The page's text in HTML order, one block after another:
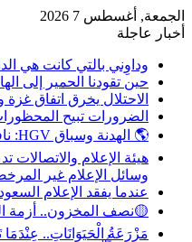
الجمعة, أغسطس 7 2026
أخبار عاجلة
وداوِني بالتي كانت هي
حين تقودنا الحمير إلى
الاحتلال يخرق اتفاق غزة
الضرورات تبيح
🌎 الهدنة وسباق HGV: نافذة إعادة تشكيل الترسانة الإيرانية
هيئة الإعلام
وسائل الإعلام غير
عندما يفقد الإعلام
🟡نصف المخزون.. أزمة
مَزْرَعَةُ الْحَيَوَانَاتِ..